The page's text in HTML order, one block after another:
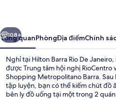
Janeiro
Tiếp
108+
Tổng quanPhòngĐịa điểmChính
Nghỉ tại Hilton Barra Rio De
được Trung tâm hội nghị RioCentro
Shopping Metropolitano Barra.
tập luyện, bạn có thể kiếm chút đồ
bên ly đồ uống tại một trong 2